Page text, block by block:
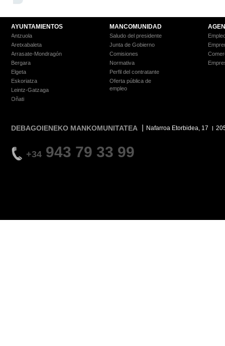
AYUNTAMIENTOS
Antzuola
Aretxabaleta
Arrasate-Mondragón
Bergara
Elgeta
Eskoriatza
Leintz-Gatzaga
Oñati
MANCOMUNIDAD
Saludo del presidente
Junta de Gobierno
Comisiones
Normativa
Perfil del contratante
Oferta pública de
empleo
DEBAGOIENEKO MANKOMUNITATEA Nafarroa Etorbidea, 17
+34 943 79 33 99